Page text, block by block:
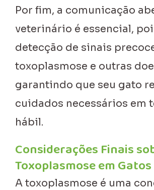
Por fim, a comunicação
veterinário é essencial,
detecção de sinais
toxoplasmose e outras
garantindo que seu gato
cuidados necessários em
hábil.
Considerações Finais
Toxoplasmose em Gatos
A toxoplasmose é uma